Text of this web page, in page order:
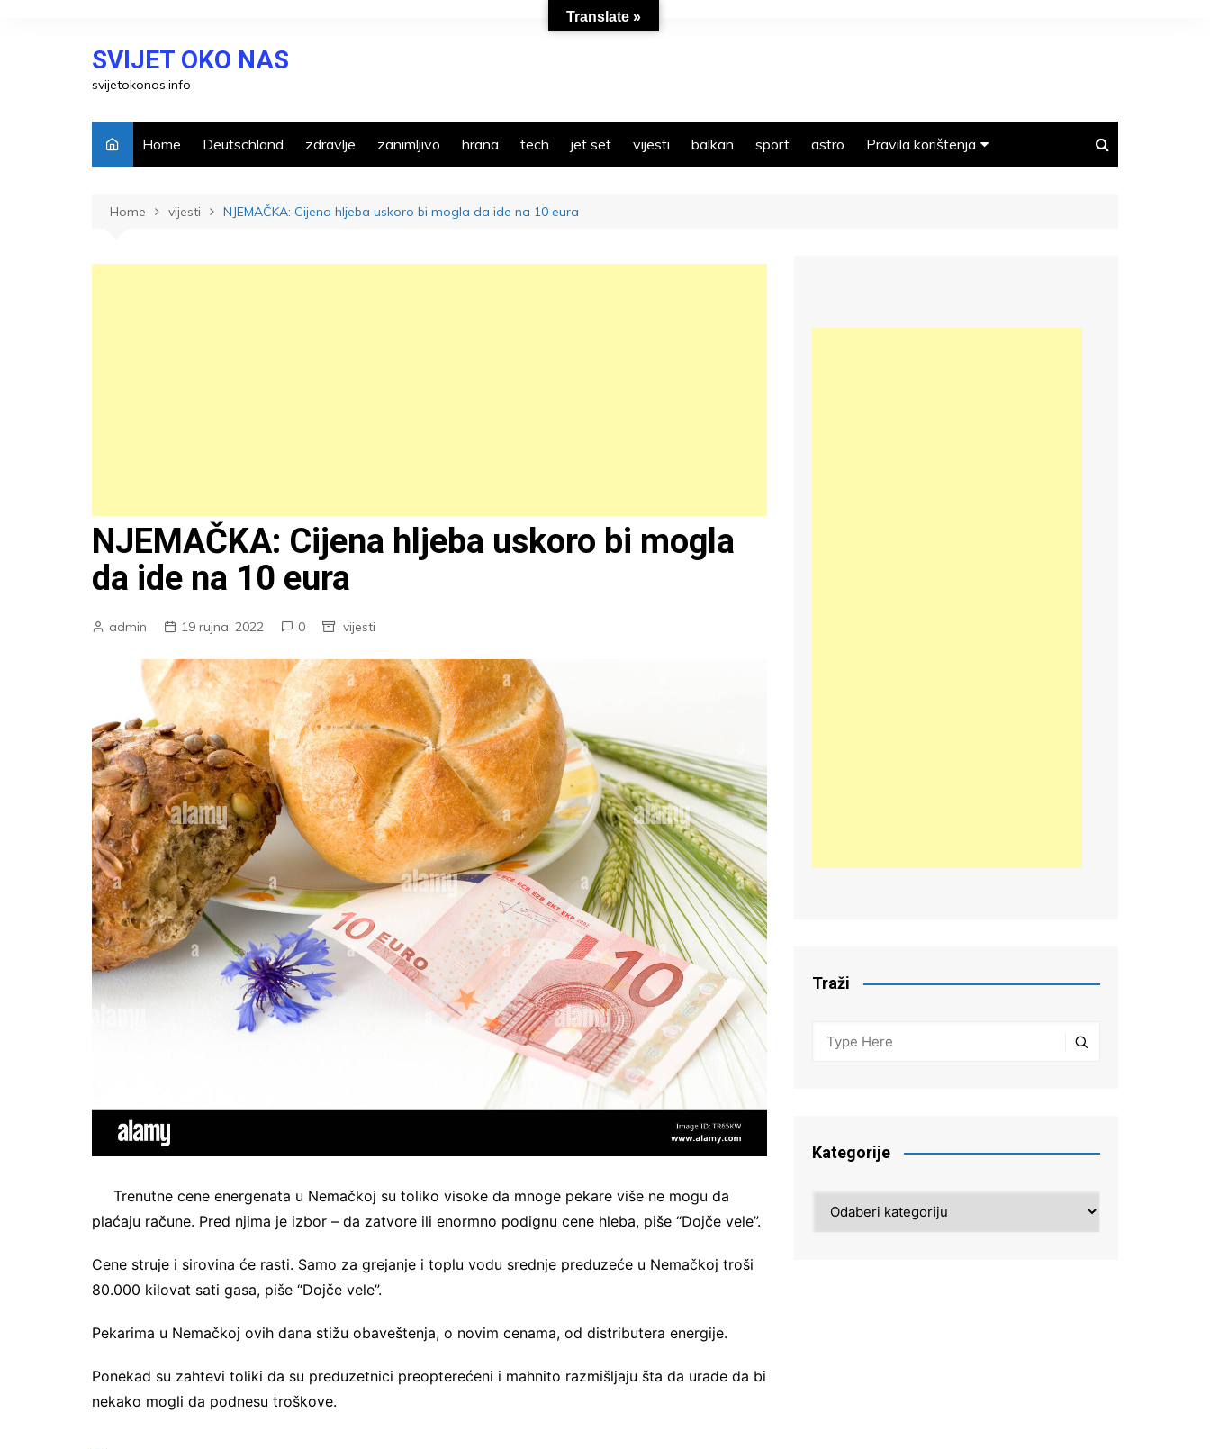
SVIJET OKO NAS
svijetokonas.info
Home Deutschland zdravlje zanimljivo hrana tech jet set vijesti balkan sport astro Pravila korištenja
Home vijesti NJEMAČKA: Cijena hljeba uskoro bi mogla da ide na 10 eura
NJEMAČKA: Cijena hljeba uskoro bi mogla
da ide na 10 eura
admin 19 rujna, 2022 0 vijesti
Trenutne cene energenata u Nemačkoj su toliko visoke da mnoge pekare više ne mogu da
plaćaju račune. Pred njima je izbor – da zatvore ili enormno podignu cene hleba, piše “Dojče vele”.
Cene struje i sirovina će rasti. Samo za grejanje i toplu vodu srednje preduzeće u Nemačkoj troši
80.000 kilovat sati gasa, piše “Dojče vele”.
Pekarima u Nemačkoj ovih dana stižu obaveštenja, o novim cenama, od distributera energije.
Ponekad su zahtevi toliki da su preduzetnici preopterećeni i mahnito razmišljaju šta da urade da bi
nekako mogli da podnesu troškove.
Traži
Kategorije
Translate »